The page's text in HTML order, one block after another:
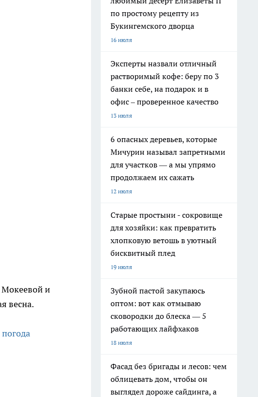
Мокеевой и
весна.
по простому рецепту из
Букингемского дворца
16 июля
Эксперты назвали отличный
растворимый кофе: беру по 3
банки себе, на подарок и в
офис – проверенное качество
13 июля
6 опасных деревьев, которые
Мичурин называл запретными
для участков — а мы упрямо
продолжаем их сажать
12 июля
Старые простыни - сокровище
для хозяйки: как превратить
хлопковую ветошь в уютный
бисквитный плед
19 июля
Зубной пастой закупаюсь
оптом: вот как отмываю
сковородки до блеска — 5
работающих лайфхаков
18 июля
Фасад без бригады и лесов: чем
облицевать дом, чтобы он
выглядел дороже сайдинга, а